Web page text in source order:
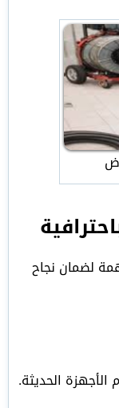
لضمان نجاح
الحديثة.